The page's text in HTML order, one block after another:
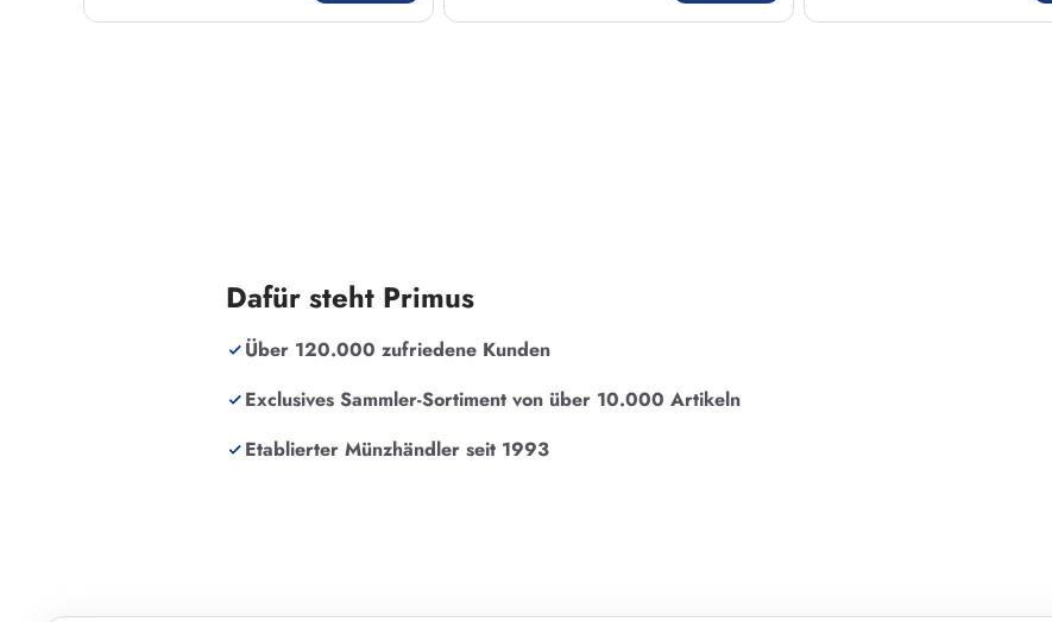
Dafür steht Primus
Über 120.000 zufriedene Kunden
Exclusives Sammler-Sortiment von über 10.000 Artikeln
Etablierter Münzhändler seit 1993